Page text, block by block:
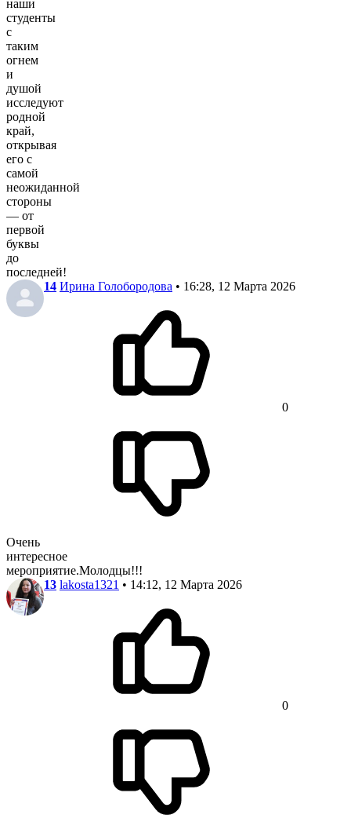
наши
студенты
с
таким
огнем
и
душой
исследуют
родной
край,
открывая
его с
самой
неожиданной
стороны
— от
первой
буквы
до
последней!
14 Ирина Голобородова • 16:28, 12 Марта 2026
0
Очень
интересное
мероприятие.Молодцы!!!
13 lakosta1321 • 14:12, 12 Марта 2026
0